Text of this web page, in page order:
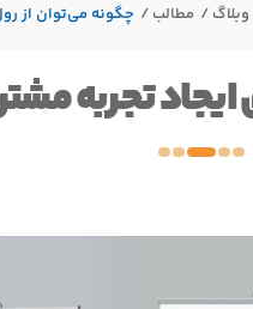
وبلاگ مطالب چگونه می‌توان از
تجربه